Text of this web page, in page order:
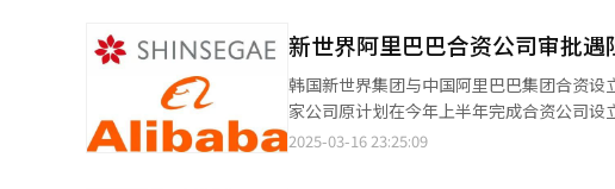
售额为421亿韩元，同比增长10.6%，但净
本上升以及为提升销售额而增加的营销费用
力的策略巩固市场地位。” 展望今年，韩国食品公司对中国市场的表现充满信心。三养食品相关负责人表示：“如
果‘限韩令’解除，韩国文化内容在中国的
外，也有分析指出，海外法人的产品价格
列”在上市一个多月内即售罄，远超原定三
味韩国共赢之路”项目之一，该系列将扶余
外，乐天沃食品携手济州市本地咖啡品牌
业内人士指出，食品糕点类限量产品通常按
量销售的市场认可度。 在时尚领域，Musinsa自2023年起推出抽签式限量购买服务“Musinsa Drop”，不仅涵盖大
新世界阿里巴巴合资公司审批遇
韩国新世界集团与中国阿里巴巴集团合资
家公司原计划在今年上半年完成合资公司
程序比预期更长，年内能否正式成立仍存变数。 据韩国流通行业及公正委相关人士16日消息，新世界与阿里
2025-03-16 23:25:09